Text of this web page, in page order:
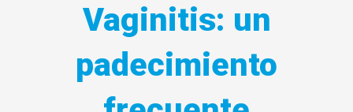
Vaginitis: un
padecimiento